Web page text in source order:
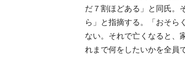
だ７割ほどある」と同氏。
ら」と指摘する。「おそら
ない。それで亡くなると、
れまで何をしたいかを全員